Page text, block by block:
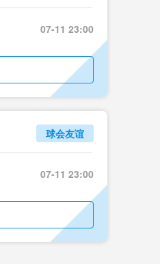
07-11 23:00
球会友谊
07-11 23:00